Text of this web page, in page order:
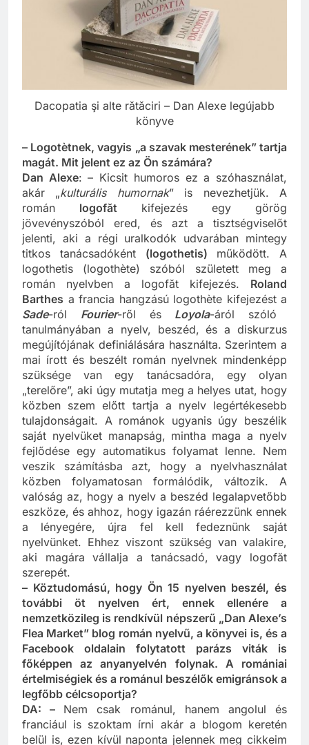
Dacopatia şi alte rătăciri – Dan Alexe legújabb
– Logot ètnek, vagyis „a szavak mesterének” tartja
magát. Mit jelent ez az Ön számára?
Dan Alexe: – Kicsit humoros ez a szóhasználat,
akár „
kulturális humornak” is nevezhetjük. A
románlogofătkifejezés egy görög
jövevényszóból ered, és azt a tisztségviselőt
jelenti, aki a régi uralkodók udvarában mintegy
titkos tanácsadóként
(logothetis)működött. A
logothetis (logothète) szóból született meg a
román nyelvben a logofăt kifejezés.Roland
Barthesa francia hangzású logothète kifejezést a
Sade-rólFourier -ről ésLoyola-áról szóló
tanulmányában a nyelv, beszéd, és a diskurzus
megújítójának definiálására használta. Szerintem a
mai írott és beszélt román nyelvnek mindenképp
szüksége van egy tanácsadóra, egy olyan
„terelőre”, aki úgy mutatja meg a helyes utat, hogy
közben szem előtt tartja a nyelv legértékesebb
tulajdonságait. A románok ugyanis úgy beszélik
saját nyelvüket manapság, mintha maga a nyelv
fejlődése egy automatikus folyamat lenne. Nem
veszik számításba azt, hogy a nyelvhasználat
közben folyamatosan formálódik, változik. A
valóság az, hogy a nyelv a beszéd legalapvetőbb
eszköze, és ahhoz, hogy igazán ráérezzünk ennek
a lényegére, újra fel kell fedeznünk saját
nyelvünket. Ehhez viszont szükség van valakire,
aki magára vállalja a tanácsadó, vagy logofăt
szerepét.
– Köztudomású, hogy Ön 15 nyelven beszél, és
további öt nyelven ért, ennek ellenére a
nemzetközileg is rendkívül népszerű „Dan Alexe’s
Flea Market” blog román nyelvű, a könyvei is, és a
Facebook oldalain folytatott parázs viták is
főképpen az anyanyelvén folynak. A romániai
értelmiségiek és a románul beszélők emigránsok a
legfőbb célcsoportja?
DA: –Nem csak románul, hanem angolul és
franciául is szoktam írni akár a blogom keretén